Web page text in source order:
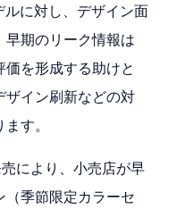
に対し、デザイン面
期のリーク情報は
を形成する助けと
ザイン刷新などの対
す。
により、小売店が早
季節限定カラーセ